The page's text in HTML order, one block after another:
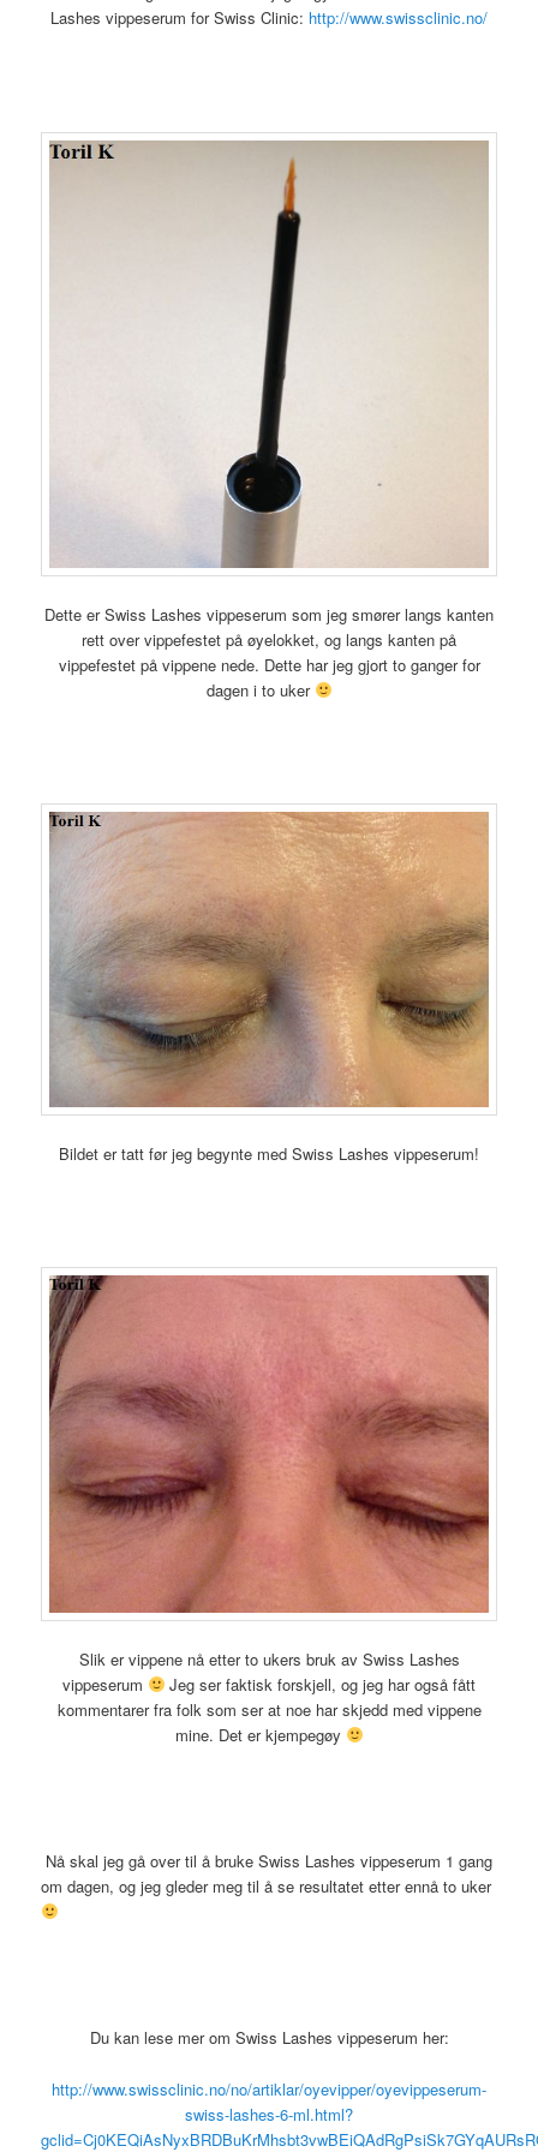
Lashes vippeserum for Swiss Clinic: http://www.swissclinic.no/
Dette er Swiss Lashes vippeserum som jeg smører langs kanten
rett over vippefestet på øyelokket, og langs kanten på
vippefestet på vippene nede. Dette har jeg gjort to ganger for
dagen i to uker
Bildet er tatt før jeg begynte med Swiss Lashes vippeserum!
Slik er vippene nå etter to ukers bruk av Swiss Lashes
vippeserum
Jeg ser faktisk forskjell, og jeg har også fått
kommentarer fra folk som ser at noe har skjedd med vippene
mine. Det er kjempegøy
Nå skal jeg gå over til å bruke Swiss Lashes vippeserum 1 gang
om dagen, og jeg gleder meg til å se resultatet etter ennå to uker
Du kan lese mer om Swiss Lashes vippeserum her:
http://www.swissclinic.no/no/artiklar/oyevipper/oyevippeserum-
swiss-lashes-6-ml.html?